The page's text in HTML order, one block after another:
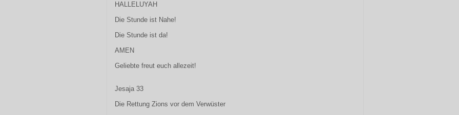
HALLELUYAH
Die Stunde ist Nahe!
Die Stunde ist da!
AMEN
Geliebte freut euch allezeit!
Jesaja 33
Die Rettung Zions vor dem Verwüster